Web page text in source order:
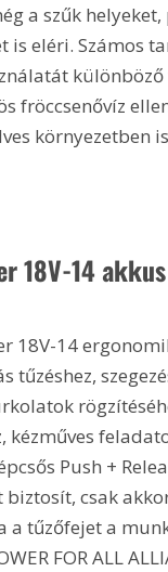
a szűk
is eléri. Számos
fröccsenővíz
környezetben is
18V-14
18V-14
tűzéshez,
kézműves
Push +
csak
a tűzőfejet a
FOR ALL